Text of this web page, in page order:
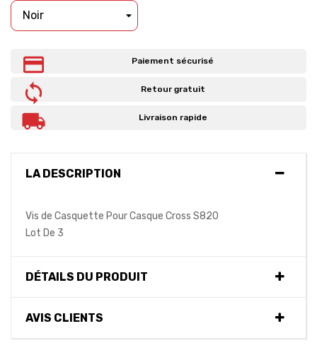
Paiement sécurisé
Retour gratuit
Livraison rapide
LA DESCRIPTION
Vis de Casquette Pour Casque Cross S820
Lot De 3
DÉTAILS DU PRODUIT
AVIS CLIENTS